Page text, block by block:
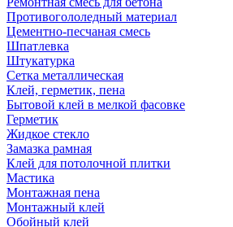
Противогололедный материал
Цементно-песчаная смесь
Шпатлевка
Штукатурка
Сетка металлическая
Клей, герметик, пена
Бытовой клей в мелкой фасовке
Герметик
Жидкое стекло
Замазка рамная
Клей для потолочной плитки
Мастика
Монтажная пена
Монтажный клей
Обойный клей